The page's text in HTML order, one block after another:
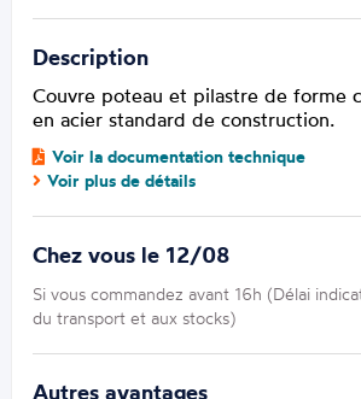
Description
Couvre poteau et pilastre de forme
en acier standard de construction.
Voir la documentation technique
Voir plus de détails
Chez vous le 12/08
Si vous commandez avant 16h (Délai
du transport et aux stocks)
Autres avantages